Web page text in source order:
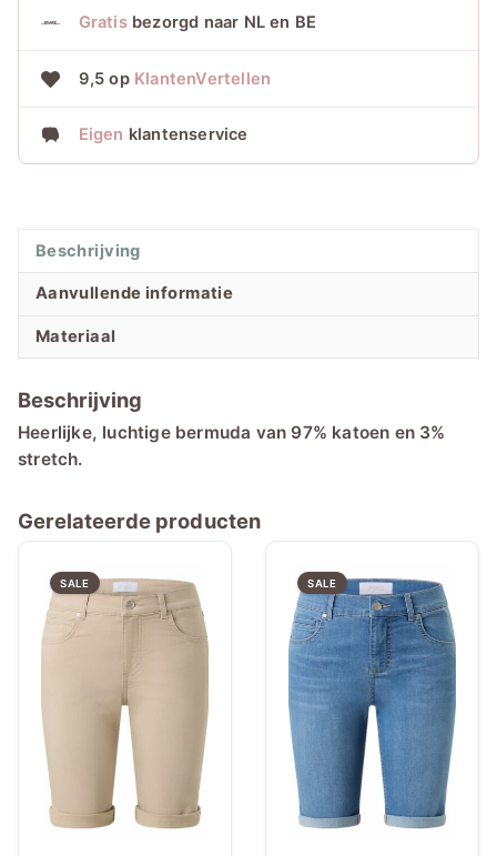
rock
Gratisbezorgd naar NL en BE
9,5 op KlantenVertellen
Eigen klantenservice
Beschrijving
Aanvullende informatie
Materiaal
Beschrijving
Heerlijke, luchtige bermuda van 97% katoen en 3%
stretch.
Gerelateerde producten
SALE SALE